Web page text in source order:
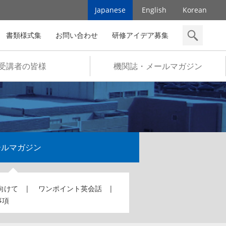
Japanese English Korean
講者の皆様 機関誌・メールマガジン
書類様式集 お問い合わせ 研修アイデア募集
マガジン
けて
ワンポイント英会話
項